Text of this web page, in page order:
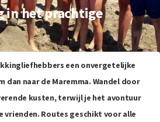
in het prachtige
een onvergetelijke
dan naar de Maremma. Wandel door
kusten, terwijl je het avontuur
vrienden. Routes geschikt voor alle